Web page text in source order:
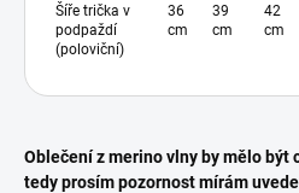
Šíře trička v
podpaždí
(poloviční)
36
cm
39
cm
42
cm
Oblečení z merino vlny by mělo být
tedy prosím pozornost mírám